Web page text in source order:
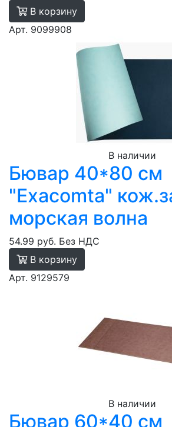
В корзину
Арт. 9099908
В наличии
Бювар 40*80 см
"Exacomta"
морская волна
54.99 руб. Без НДС
В корзину
Арт. 9129579
В наличии
Бювар 60*40 см